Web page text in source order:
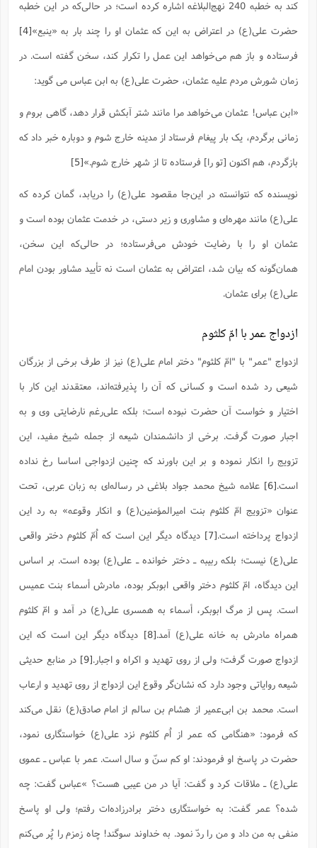
کند به خطبه 240 نهج‌البلاغه اشاره کرده است؛ در حالی‌که در این خطبه
حضرت علی(ع) در اعتراض به این که عثمان او را چند بار به «ینبع»[4]
فرستاده و باز هم می‌خواهد این عمل را تکرار کند، سخن گفته است. در
زمان شورش مردم علیه عثمان، حضرت علی(ع) به ابن عباس می گوید:
«ابن عباس! عثمان می‌خواهد مرا مانند شتر آبکش قرار دهد، گاهی بروم و
زمانی برگردم، یک بار پیغام فرستاد از مدینه خارج شوم و دوباره خبر داد که
بازگردم، هم اکنون [تو را] فرستاده تا از شهر خارج شوم.»[5]
نویسنده که نتوانسته در این‌جا مقصود علی(ع) را دریابد، گمان کرده که
علی(ع) مانند مهره‌ای و مشاوری و زیر دستی، در خدمت عثمان بوده است و
عثمان او را با رضایت خودش می‌فرستاده؛ در حالی‌که این سخن،
همان‌گونه که بیان شد، اعتراض به عثمان است نه تأیید مشاور بودن امام
علی(ع) برای عثمان.
ازدواج عمر با امّ کلثوم
ازدواج "عمر" با "امّ کلثوم" دختر امام علی(ع) نیز از طرف برخی از بزرگان
شیعی رد شده است و کسانی که آن را پذیرفته‌اند، معتقدند این کار با
اختیار و خواست آن حضرت نبوده است؛ بلکه علی‌رغم نارضایتی وی و به
اجبار صورت گرفت. برخی از دانشمندان شیعه از جمله شیخ مفید، این
تزویج را انکار نموده و بر این باورند که چنین ازدواجی اساسا رخ نداده
است.[6]
علامه شیخ محمد جواد بلاغی در رساله‌ای به زبان عربی، تحت
عنوان «تزویج امّ‌ کلثوم بنت امیرالمؤمنین(ع) و انکار وقوعه» به رد این
ازدواج پرداخته است.[7]
دیدگاه دیگر این است که اُمّ کلثوم دختر واقعی
علی(ع) نیست؛ بلکه ربیبه ـ دختر خوانده ـ علی(ع) بوده است. بر اساس
این دیدگاه، امّ کلثوم دختر واقعی ابوبکر بوده، مادرش أسماء بنت عمیس
است. پس از مرگ ابوبکر، أسماء به همسری علی(ع) در آمد و امّ کلثوم
همراه مادرش به خانه علی(ع) آمد.[8]
دیدگاه دیگر این است که این
ازدواج صورت گرفت؛ ولی از روی تهدید و اکراه و اجبار.[9]
در منابع حدیثی
شیعه روایاتی وجود دارد که نشان‌گر وقوع این ازدواج از روی تهدید و ارعاب
است. محمد بن ابی‌عمیر از هشام بن سالم از امام صادق(ع) نقل می‌کند
که فرمود: «هنگامی که عمر از اُم کلثوم نزد علی(ع) خواستگاری نمود،
حضرت در پاسخ او فرمودند: او کم سنّ و سال است. عمر با عباس ـ عموی
علی(ع) ـ ملاقات کرد و گفت: آیا در من عیبی هست؟ »عباس گفت: چه
شده؟ عمر گفت: به خواستگاری دختر برادرزاده‌ات رفتم؛ ولی او پاسخ
منفی به من داد و من را ردّ نمود. به خداوند سوگند! چاه زمزم را پُر می‌کنم